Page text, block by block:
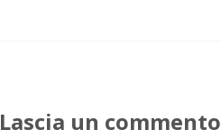
Lascia un commento